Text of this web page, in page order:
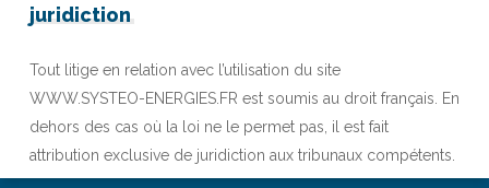
juridiction
Tout litige en relation avec l’utilisation du site
WWW.SYSTEO-ENERGIES.FR est soumis au droit français. En
dehors des cas où la loi ne le permet pas, il est fait
attribution exclusive de juridiction aux tribunaux compétents.